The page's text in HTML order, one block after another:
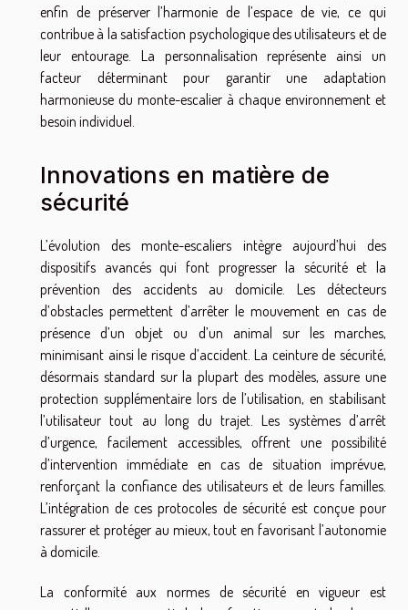
enfin de préserver l’harmonie de l’espace de vie, ce qui
contribue à la satisfaction psychologique des utilisateurs et de
leur entourage. La personnalisation représente ainsi un
facteur déterminant pour garantir une adaptation
harmonieuse du monte-escalier à chaque environnement et
besoin individuel.
Innovations en matière de
sécurité
L’évolution des monte-escaliers intègre aujourd’hui des
dispositifs avancés qui font progresser la sécurité et la
prévention des accidents au domicile. Les détecteurs
d’obstacles permettent d’arrêter le mouvement en cas de
présence d’un objet ou d’un animal sur les marches,
minimisant ainsi le risque d’accident. La ceinture de sécurité,
désormais standard sur la plupart des modèles, assure une
protection supplémentaire lors de l’utilisation, en stabilisant
l’utilisateur tout au long du trajet. Les systèmes d’arrêt
d’urgence, facilement accessibles, offrent une possibilité
d’intervention immédiate en cas de situation imprévue,
renforçant la confiance des utilisateurs et de leurs familles.
L’intégration de ces protocoles de sécurité est conçue pour
rassurer et protéger au mieux, tout en favorisant l’autonomie
à domicile.
La conformité aux normes de sécurité en vigueur est